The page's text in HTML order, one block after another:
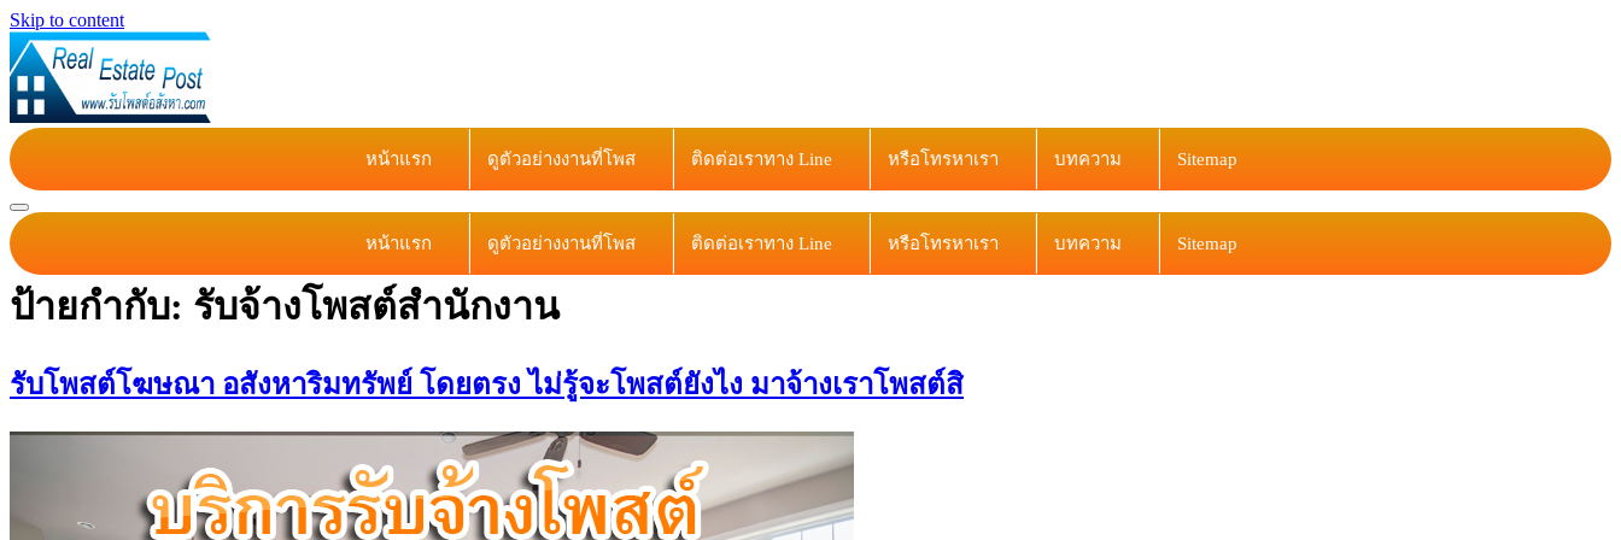
Skip to content
หน้าแรก ดูตัวอย่างงานที่โพส ติดต่อเราทาง Line หรือโทรหาเรา บทความ Sitemap
หน้าแรก ดูตัวอย่างงานที่โพส ติดต่อเราทาง Line หรือโทรหาเรา บทความ Sitemap
ป้ายกำกับ: รับจ้างโพสต์สำนักงาน
รับโพสต์โฆษณา อสังหาริมทรัพย์ โดยตรง ไม่รู้จะโพสต์ยังไง มาจ้างเราโพสต์สิ